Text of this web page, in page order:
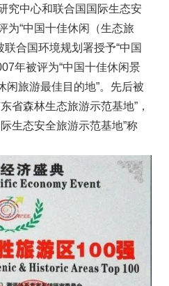
究中心和联合国国际生态安
为“中国十佳休闲（生态旅
合国环境规划署授予“中国
年被评为“中国十佳休闲景
闲旅游最佳目的地”。先后被
省森林生态旅游示范基地”，
生态安全旅游示范基地”称